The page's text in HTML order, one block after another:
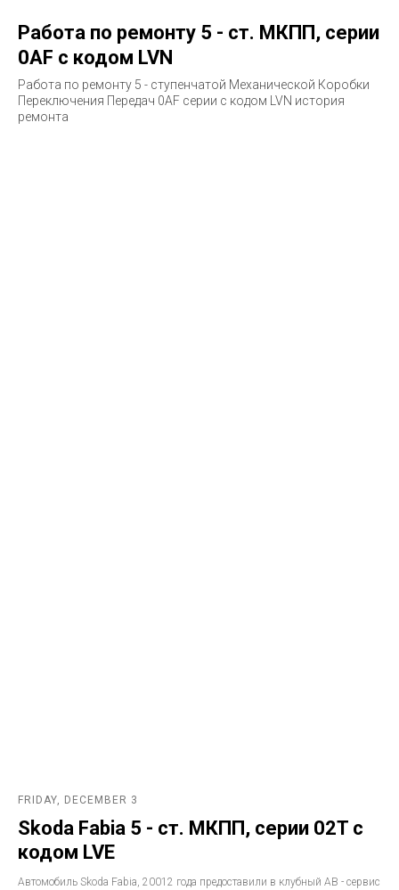
Работа по ремонту 5 - ст. МКПП, серии
0AF с кодом LVN
Работа по ремонту 5 - ступенчатой Механической Коробки
Переключения Передач 0AF серии с кодом LVN история
ремонта
FRIDAY, DECEMBER 3
Skoda Fabia 5 - ст. МКПП, серии 02T с
кодом LVE
Автомобиль Skoda Fabia, 20012 года предоставили в клубный АВ - сервис